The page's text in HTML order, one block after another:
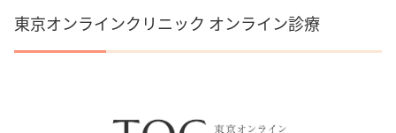
東京オンラインクリニック オンライン診療